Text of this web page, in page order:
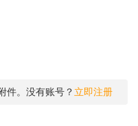
件。没有账号？ 立即注册